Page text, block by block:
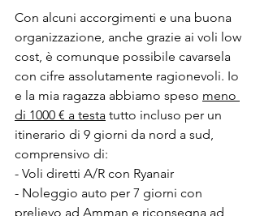
Con alcuni accorgimenti e una buona
organizzazione, anche grazie ai voli low
cost, è comunque possibile cavarsela
con cifre assolutamente ragionevoli. Io
e la mia ragazza abbiamo speso meno
di 1000 € a testa tutto incluso per un
itinerario di 9 giorni da nord a sud,
comprensivo di:
- Voli diretti A/R con Ryanair
- Noleggio auto per 7 giorni con
prelievo ad Amman e riconsegna ad